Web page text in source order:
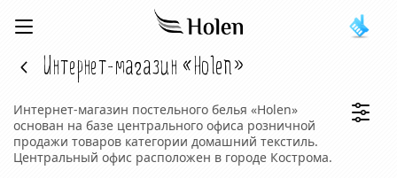
Интернет-магазин «Holen»
Интернет-магазин постельного белья «Holen»
основан на базе центрального офиса розничной
продажи товаров категории домашний текстиль.
Центральный офис расположен в городе Кострома.